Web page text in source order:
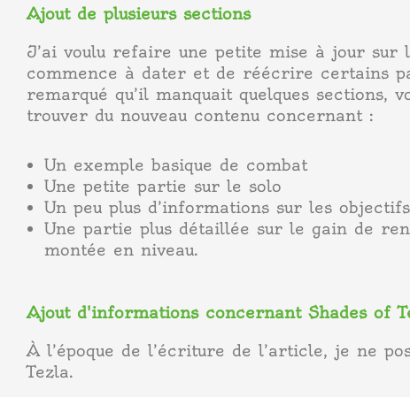
Ajout de plusieurs sections
J’ai voulu refaire une petite mise à jour sur
commence à dater et de réécrire certains
remarqué qu’il manquait quelques sections,
trouver du nouveau contenu concernant :
Un exemple basique de combat
Une petite partie sur le solo
Un peu plus d’informations sur les
Une partie plus détaillée sur le gain de
montée en niveau.
Ajout d'informations concernant Shades of
À l’époque de l’écriture de l’article, je ne
Tezla.